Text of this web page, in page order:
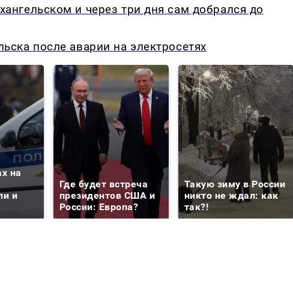
и через три дня сам добрался до
после аварии на электросетях
на
и
Где будет встреча
президентов США и
России: Европа?
Такую зиму в России
никто не ждал: как
так?!